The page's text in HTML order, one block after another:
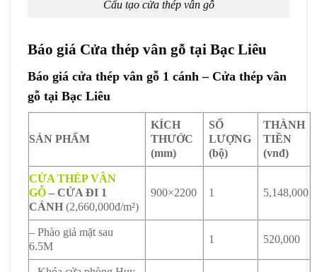
Cấu tạo cửa thép vân gỗ
Báo giá Cửa thép vân gỗ tại Bạc Liêu
Báo giá cửa thép vân gỗ 1 cánh – Cửa thép vân
gỗ tại Bạc Liêu
SẢN PHẨM
KÍCH
THƯỚC
(mm)
SỐ
LƯỢNG
(bộ)
THÀNH
TIỀN
(vnđ)
CỬA THÉP VÂN
GỖ – CỬA ĐI 1
CÁNH (2,660,000đ/m²)
900×2200 1 5,148,000
– Phào giả mặt sau
6.5M
1 520,000